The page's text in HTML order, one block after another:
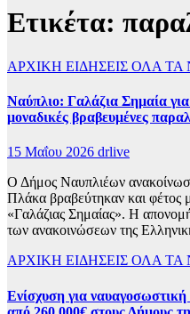
Ετικέτα:
ΑΡΧΙΚΗ ΕΙΔΗΣΕΙΣ ΟΛΑ ΤΑ
Ναύπλιο: Γαλάζια Σημαία
μοναδικές βραβευμένες
15 Μαΐου 2026 drlive
Ο Δήμος Ναυπλιέων
Πλάκα βραβεύτηκαν και φέτος
«Γαλάζιας Σημαίας». Η
των ανακοινώσεων της
ΑΡΧΙΚΗ ΕΙΔΗΣΕΙΣ ΟΛΑ ΤΑ
Ενίσχυση για